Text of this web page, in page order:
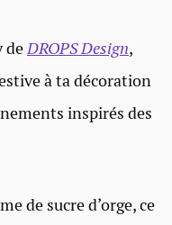
de DROPS Design,
à ta décoration
inspirés des
de sucre d’orge, ce